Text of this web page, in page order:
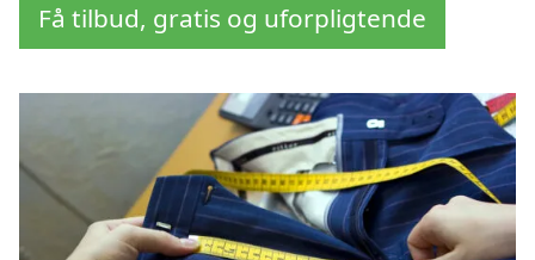
Få tilbud, gratis og uforpligtende